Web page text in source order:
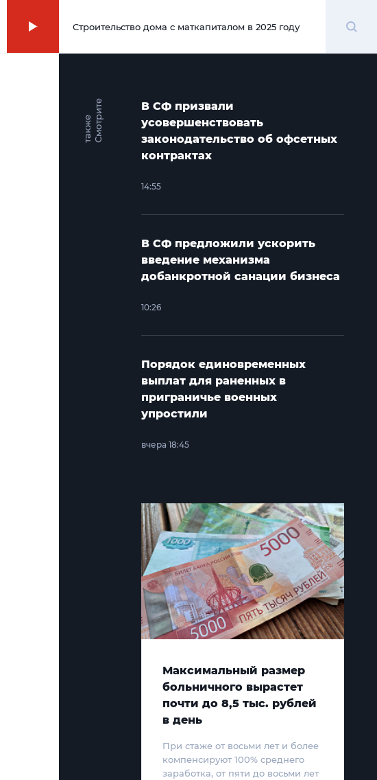
00:00
Строительство дома с маткапиталом в 2025 году
С
м
о
т
р и
т
е
т
а
к
ж
е
В СФ призвали
усовершенствовать
законодательство об офсетных
контрактах
14:55
В СФ предложили ускорить
введение механизма
добанкротной санации бизнеса
10:26
Порядок единовременных
выплат для раненных в
приграничье военных
упростили
вчера 18:45
Максимальный размер
больничного вырастет
почти до 8,5 тыс. рублей
в день
При стаже от восьми лет и более
компенсируют 100% среднего
заработка, от пяти до восьми лет